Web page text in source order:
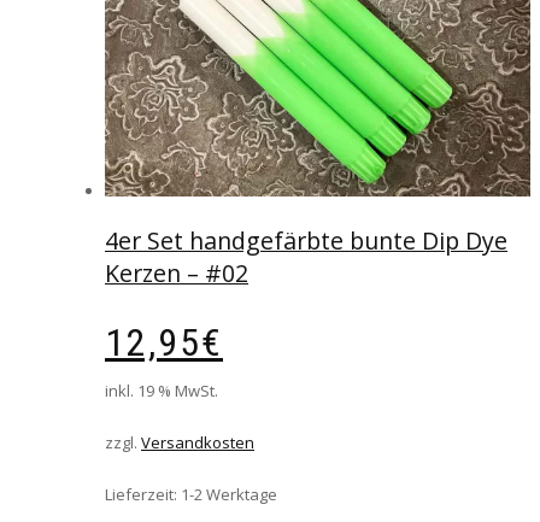
4er Set handgefärbte bunte Dip Dye
Kerzen – #02
12,95€
inkl. 19 % MwSt.
zzgl. Versandkosten
Lieferzeit: 1-2 Werktage